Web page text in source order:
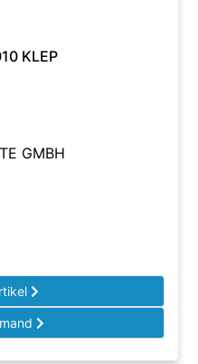
KLEP
GMBH